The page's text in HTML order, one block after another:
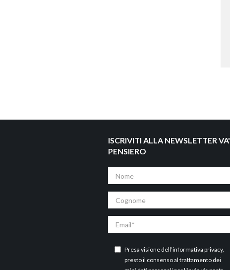
ISCRIVITI ALLA NEWSLETTER VA'
PENSIERO
Presa visione dell’informativa privacy,
presto il consenso al trattamento dei